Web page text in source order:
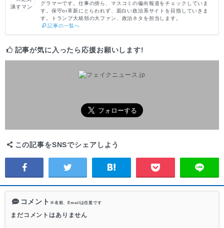
グラマーです。仕事の傍ら、マスコミの偏向報道をチェックしていま
す。保守or革新にとらわれず、面白い政治系サイトを目指していきま
す。トランプ大統領の大ファン、政治ネタを担当します。
記事の一覧へ
記事が気に入ったら応援お願いします!
この記事をSNSでシェアしよう
コメント ※名前、Emailは任意です
まだコメントはありません